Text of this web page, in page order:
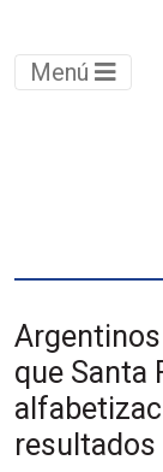
Menú
que Santa
resultados